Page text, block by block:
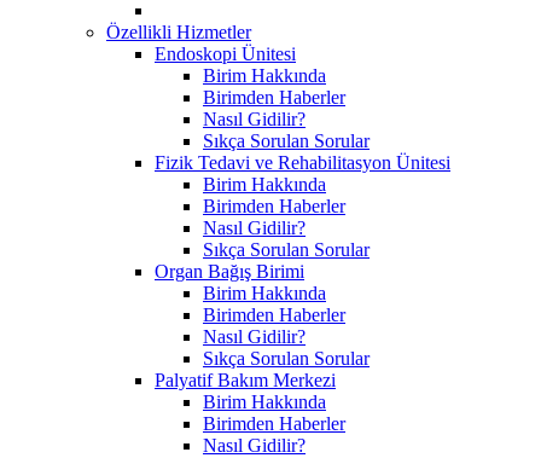
Özellikli Hizmetler
Endoskopi Ünitesi
Birim Hakkında
Birimden Haberler
Nasıl Gidilir?
Sıkça Sorulan Sorular
Fizik Tedavi ve Rehabilitasyon Ünitesi
Birim Hakkında
Birimden Haberler
Nasıl Gidilir?
Sıkça Sorulan Sorular
Organ Bağış Birimi
Birim Hakkında
Birimden Haberler
Nasıl Gidilir?
Sıkça Sorulan Sorular
Palyatif Bakım Merkezi
Birim Hakkında
Birimden Haberler
Nasıl Gidilir?